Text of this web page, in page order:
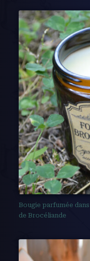
Bougie parfumée
de Brocéliande